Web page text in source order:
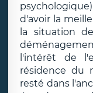
d'avoir la
la situation
l'intérêt de
résidence du
resté dans